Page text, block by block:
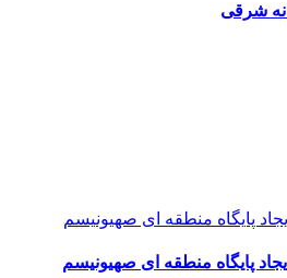
شرقی
پایگاه منطقه ای صهیونیسم
پایگاه منطقه ای صهیونیسم